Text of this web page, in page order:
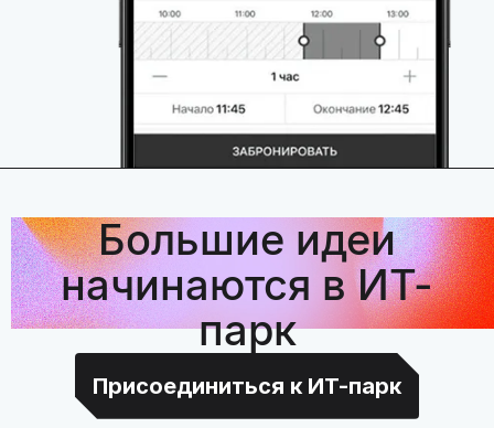
Большие идеи
начинаются в ИТ-
парк
Присоединиться к ИТ-парк